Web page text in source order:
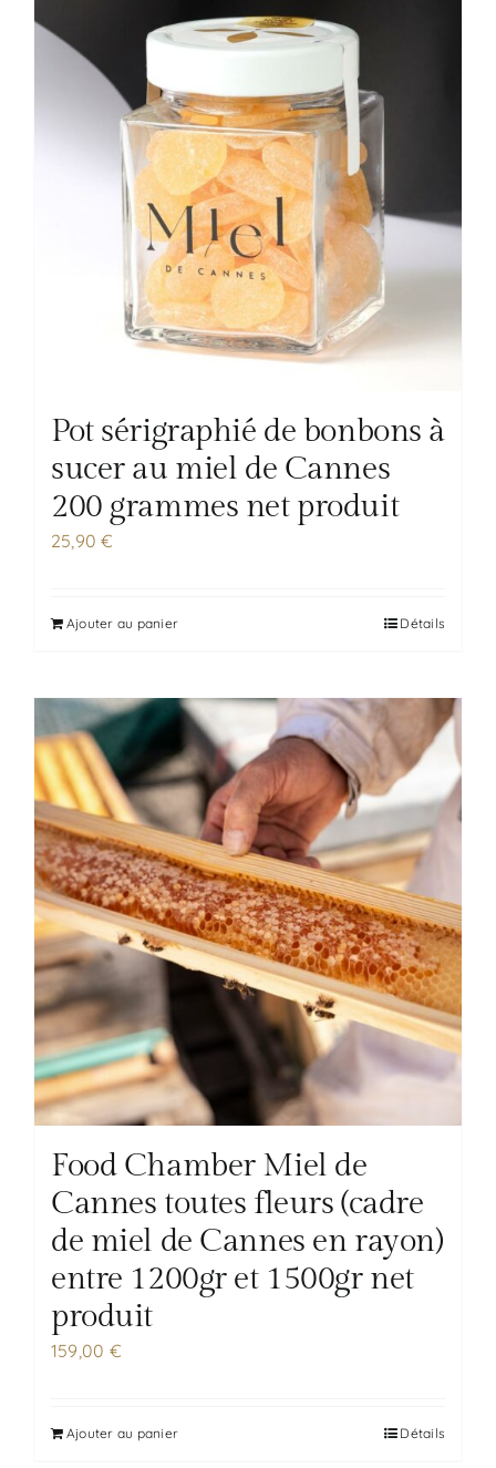
Pot sérigraphié de bonbons à
sucer au miel de Cannes
200 grammes net produit
25,90€
Ajouter au panier Détails
Food Chamber Miel de
Cannes toutes fleurs (cadre
de miel de Cannes en rayon)
entre 1200gr et 1500gr net
produit
159,00 €
Ajouter au panier Détails